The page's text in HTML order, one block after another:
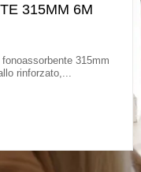
315MM 6M
315mm
rinforzato,...